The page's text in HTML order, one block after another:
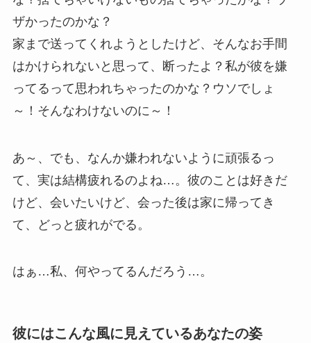
ザかったのかな？
家まで送ってくれようとしたけど、そんなお手間
はかけられないと思って、断ったよ？私が彼を嫌
ってるって思われちゃったのかな？ウソでしょ
～！そんなわけないのに～！
あ～、でも、なんか嫌われないように頑張るっ
て、実は結構疲れるのよね…。彼のことは好きだ
けど、会いたいけど、会った後は家に帰ってき
て、どっと疲れがでる。
はぁ…私、何やってるんだろう…。
彼にはこんな風に見えているあなたの姿